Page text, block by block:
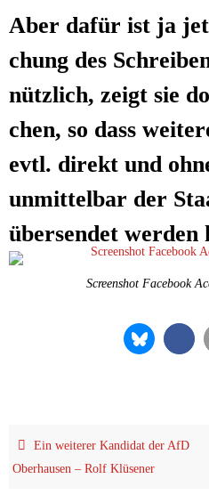
Aber dafür ist ja
chung des
nütz­lich, zeigt sie
chen, so dass
evtl. direkt und
unmit­tel­bar der
über­sen­det wer­den
Screen­shot Face­book
Ein wei­te­rer Kan­di­dat der AfD
Ober­hau­sen – Rolf Klüsener